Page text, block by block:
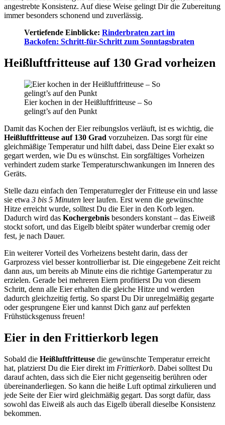
angestrebte Konsistenz. Auf diese Weise gelingt Dir die Zubereitung
immer besonders schonend und zuverlässig.
Vertiefende Einblicke: Rinderbraten zart im
Backofen: Schritt-für-Schritt zum Sonntagsbraten
Heißluftfritteuse auf 130 Grad vorheizen
Eier kochen in der Heißluftfritteuse – So
gelingt’s auf den Punkt
Damit das Kochen der Eier reibungslos verläuft, ist es wichtig, die
Heißluftfritteuse auf 130 Grad vorzuheizen. Das sorgt für eine
gleichmäßige Temperatur und hilft dabei, dass Deine Eier exakt so
gegart werden, wie Du es wünschst. Ein sorgfältiges Vorheizen
verhindert zudem starke Temperaturschwankungen im Inneren des
Geräts.
Stelle dazu einfach den Temperaturregler der Fritteuse ein und lasse
sie etwa 3 bis 5 Minuten leer laufen. Erst wenn die gewünschte
Hitze erreicht wurde, solltest Du die Eier in den Korb legen.
Dadurch wird das Kochergebnis besonders konstant – das Eiweiß
stockt sofort, und das Eigelb bleibt später wunderbar cremig oder
fest, je nach Dauer.
Ein weiterer Vorteil des Vorheizens besteht darin, dass der
Garprozess viel besser kontrollierbar ist. Die eingegebene Zeit reicht
dann aus, um bereits ab Minute eins die richtige Gartemperatur zu
erzielen. Gerade bei mehreren Eiern profitierst Du von diesem
Schritt, denn alle Eier erhalten die gleiche Hitze und werden
dadurch gleichzeitig fertig. So sparst Du Dir unregelmäßig gegarte
oder gesprungene Eier und kannst Dich ganz auf perfekten
Frühstücksgenuss freuen!
Eier in den Frittierkorb legen
Sobald die Heißluftfritteuse die gewünschte Temperatur erreicht
hat, platzierst Du die Eier direkt im Frittierkorb. Dabei solltest Du
darauf achten, dass sich die Eier nicht gegenseitig berühren oder
übereinanderliegen. So kann die heiße Luft optimal zirkulieren und
jede Seite der Eier wird gleichmäßig gegart. Das sorgt dafür, dass
sowohl das Eiweiß als auch das Eigelb überall dieselbe Konsistenz
bekommen.